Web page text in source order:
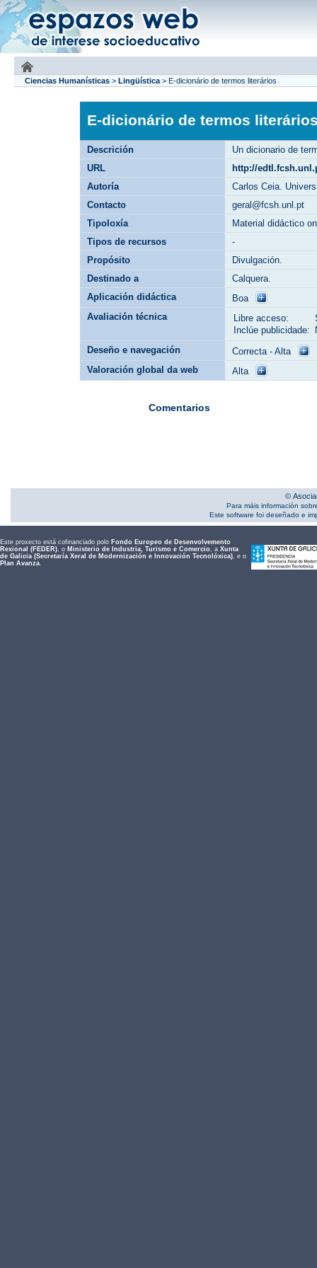
Ciencias Humanísticas > Lingüística > E-dicionário de termos literários
E-dicionário de termos
Descrición
Un dicionario de
URL
http://
Autoría
Carlos Ceia.
Contacto
geral@fcsh.unl.pt
Tipoloxía
Material didáctico
Tipos de recursos
-
Propósito
Divulgación.
Destinado a
Calquera.
Aplicación didáctica
Boa
Avaliación técnica
Libre acceso:
Inclúe publicidade:
Deseño e navegación
Correcta - Alta
Valoración global da web
Alta
Comentarios
©
Para máis información
Este software foi deseñado e
Este proxecto está cofinanciado polo Fondo Europeo de Desenvolvemento
Rexional (FEDER), o Ministerio de Industria, Turismo e Comercio, a Xunta
de Galicia (Secretaría Xeral de Modernización e Innovación Tecnolóxica), e o
Plan Avanza.